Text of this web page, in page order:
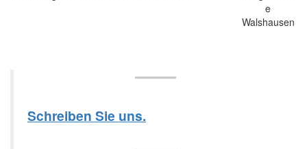
Schreiben Sie uns.